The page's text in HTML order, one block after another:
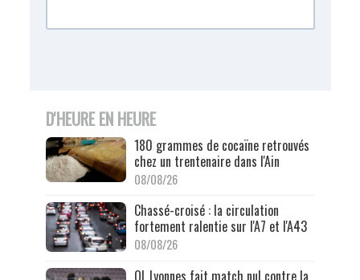
D'HEURE EN HEURE
180 grammes de cocaïne retrouvés
chez un trentenaire dans l'Ain
08/08/26
Chassé-croisé : la circulation
fortement ralentie sur l'A7 et l'A43
08/08/26
OL Lyonnes fait match nul contre la